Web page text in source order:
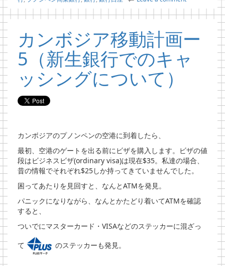
カンボジア移動計画ー
5（新生銀行でのキャ
ッシングについて）
カンボジアのプノンペンの空港に到着したら、
最初、空港のゲートを出る前にビザを購入します。ビザの値
段はビジネスビザ(ordinary visa)は現在$35。私達の場合、
昔の情報でそれぞれ$25しか持ってきていませんでした。
困ってあたりを見回すと、なんとATMを発見。
パニックになりながら、なんとかたどり着いてATMを確認
すると、
ついでにマスターカード・VISAなどのステッカーに混ざっ
て のステッカーも発見。